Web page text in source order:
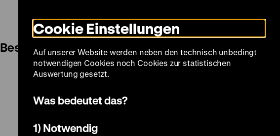
Modus
umschalten
Sprache
Besuch Spielplan Filmreihen Über uns
Cookie Einstellungen
Auf unserer Website werden neben den technisch unbedingt
notwendigen Cookies noch Cookies zur statistischen
Auswertung gesetzt.
Was bedeutet das?
1) Notwendig